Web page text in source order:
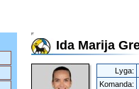
Ida Marija
Lyga:
Komanda: